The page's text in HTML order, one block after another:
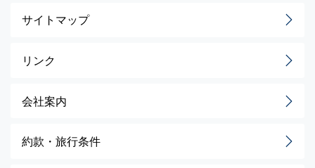
サイトマップ
リンク
会社案内
約款・旅行条件